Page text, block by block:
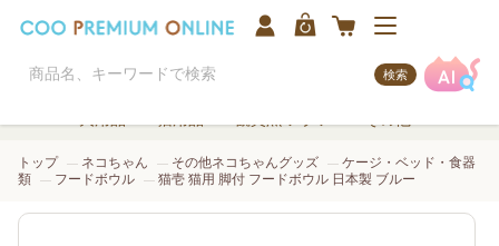
検索
トップ ネコちゃん その他ネコちゃんグッズ
ケージ・ベッド・食器
類
フードボウル 猫壱 猫用 脚付 フードボウル 日本製 ブルー